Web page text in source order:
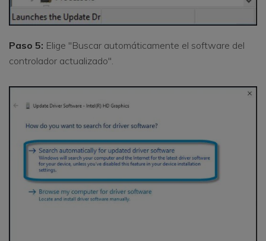
Paso 5: Elige "Buscar automáticamente el software del
controlador actualizado".